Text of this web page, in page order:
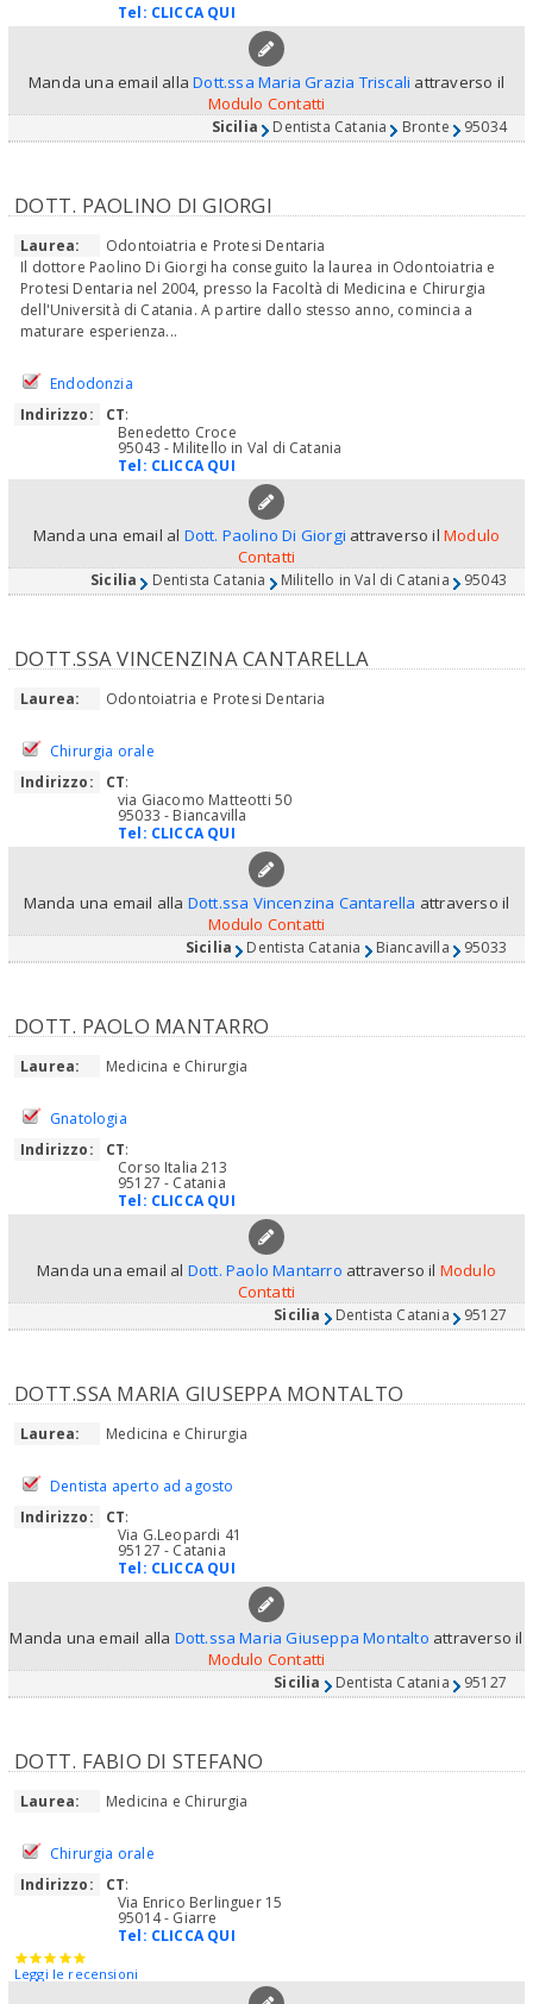
Tel: CLICCA QUI
Manda una email allaDott.ssa Maria Grazia Triscali attraverso il
Modulo Contatti
Sicilia Dentista Catania Bronte 95034
DOTT. PAOLINO DI GIORGI
Laurea:
Odontoiatria e Protesi Dentaria
Il dottore Paolino Di Giorgi ha conseguito la laurea in Odontoiatria e
Protesi Dentaria nel 2004, presso la Facoltà di Medicina e Chirurgia
dell'Università di Catania. A partire dallo stesso anno, comincia a
maturare esperienza...
Endodonzia
Indirizzo:
CT:
Benedetto Croce
95043 - Militello in Val di Catania
Tel: CLICCA QUI
Manda una email al Dott. Paolino Di Giorgi attraverso ilModulo
Contatti
Sicilia Dentista Catania Militello in Val di Catania 95043
DOTT.SSA VINCENZINA CANTARELLA
Laurea: Odontoiatria e Protesi Dentaria
Chirurgia orale
Indirizzo:
CT:
via Giacomo Matteotti 50
95033 - Biancavilla
Tel: CLICCA QUI
Manda una email alla Dott.ssa Vincenzina Cantarella attraverso il
Modulo Contatti
Sicilia Dentista Catania Biancavilla 95033
DOTT. PAOLO MANTARRO
Laurea: Medicina e Chirurgia
Gnatologia
Indirizzo:
CT:
Corso Italia 213
95127 - Catania
Tel: CLICCA QUI
Manda una email al Dott. Paolo Mantarro attraverso il Modulo
Contatti
Sicilia Dentista Catania 95127
DOTT.SSA MARIA GIUSEPPA MONTALTO
Laurea: Medicina e Chirurgia
Dentista aperto ad agosto
Indirizzo:
CT:
Via G.Leopardi 41
95127 - Catania
Tel: CLICCA QUI
Manda una email alla Dott.ssa Maria Giuseppa Montalto attraverso il
Modulo Contatti
Sicilia Dentista Catania 95127
DOTT. FABIO DI STEFANO
Laurea: Medicina e Chirurgia
Chirurgia orale
Indirizzo:
CT:
Via Enrico Berlinguer 15
95014 - Giarre
Tel: CLICCA QUI
Leggi le recensioni